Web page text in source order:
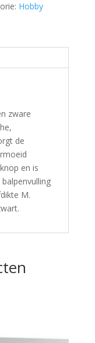
Hobby
zware
de
en is
M.